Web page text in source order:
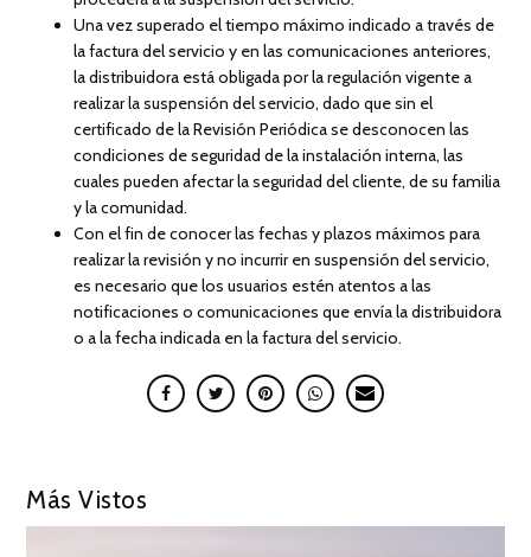
Una vez superado el tiempo máximo indicado a través de
la factura del servicio y en las comunicaciones anteriores,
la distribuidora está obligada por la regulación vigente a
realizar la suspensión del servicio, dado que sin el
certificado de la Revisión Periódica se desconocen las
condiciones de seguridad de la instalación interna, las
cuales pueden afectar la seguridad del cliente, de su familia
y la comunidad.
Con el fin de conocer las fechas y plazos máximos para
realizar la revisión y no incurrir en suspensión del servicio,
es necesario que los usuarios estén atentos a las
notificaciones o comunicaciones que envía la distribuidora
o a la fecha indicada en la factura del servicio.
Más Vistos